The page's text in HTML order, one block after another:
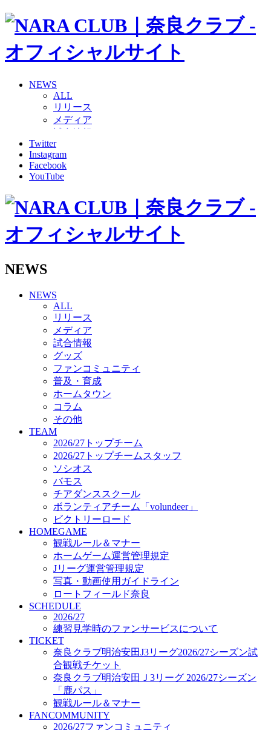
NEWS
ALL
リリース
メディア
グッズ
ファンコミュニティ
普及・育成
ホームタウン
その他
2026/27トップチーム
2026/27トップチームスタッフ
ボランティアチーム「volundeer」
ビクトリーロード
HOMEGAME
観戦ルール＆マナー
ホームゲーム運営管理規定
Jリーグ運営管理規定
写真・動画使用ガイドライン
ロートフィールド奈良
SCHEDULE
2026/27
練習見学時のファンサービスについて
TICKET
奈良クラブ明治安田J3リーグ2026/27シーズン試
合観戦チケット
奈良クラブ明治安田Ｊ3リーグ 2026/27シーズン
「鹿パス」
観戦ルール＆マナー
FANCOMMUNITY
2026/27ファンコミュニティ
サポートショップ
GOODS
オフィシャルストア（実店舗）
オンラインストア
ACADEMY
アカデミーについて
プロジェクト
コーチ&スタッフ
ジュニア
ジュニアユース
ユース
練習拠点（ナラディーア）
SCHOOL
2026/27 パートナー企業
パートナー募集
クラブ理念
Twitter
Instagram
Facebook
YouTube
NEWS
NEWS
ALL
リリース
メディア
試合情報
グッズ
ファンコミュニティ
普及・育成
ホームタウン
コラム
その他
TEAM
2026/27トップチーム
2026/27トップチームスタッフ
ソシオス
バモス
チアダンススクール
ボランティアチーム「volundeer」
ビクトリーロード
HOMEGAME
観戦ルール＆マナー
ホームゲーム運営管理規定
Jリーグ運営管理規定
写真・動画使用ガイドライン
ロートフィールド奈良
SCHEDULE
2026/27
練習見学時のファンサービスについて
TICKET
奈良クラブ明治安田J3リーグ2026/27シーズン試
合観戦チケット
奈良クラブ明治安田Ｊ3リーグ 2026/27シーズン
「鹿パス」
観戦ルール＆マナー
FANCOMMUNITY
2026/27ファンコミュニティ